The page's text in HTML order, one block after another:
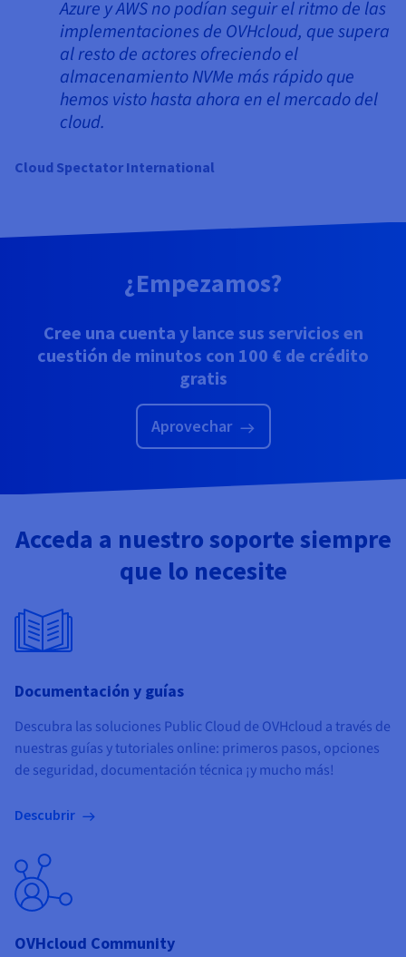
Azure y AWS no podían seguir el ritmo de las
implementaciones de OVHcloud, que supera
al resto de actores ofreciendo el
almacenamiento NVMe más rápido que
hemos visto hasta ahora en el mercado del
cloud.
Cloud Spectator International
¿Empezamos?
Cree una cuenta y lance sus servicios en
cuestión de minutos con 100 € de crédito
gratis
Aprovechar
Acceda a nuestro soporte siempre
que lo necesite
Documentación y guías
Descubra las soluciones Public Cloud de OVHcloud a través de
nuestras guías y tutoriales online: primeros pasos, opciones
de seguridad, documentación técnica ¡y mucho más!
Descubrir
OVHcloud Community